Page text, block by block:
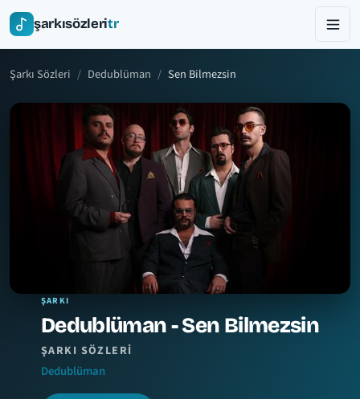
şarkısözleritr
Şarkı Sözleri Dedublüman Sen Bilmezsin
ŞARKI
Dedublüman - Sen Bilmezsin
ŞARKI SÖZLERI
Dedublüman